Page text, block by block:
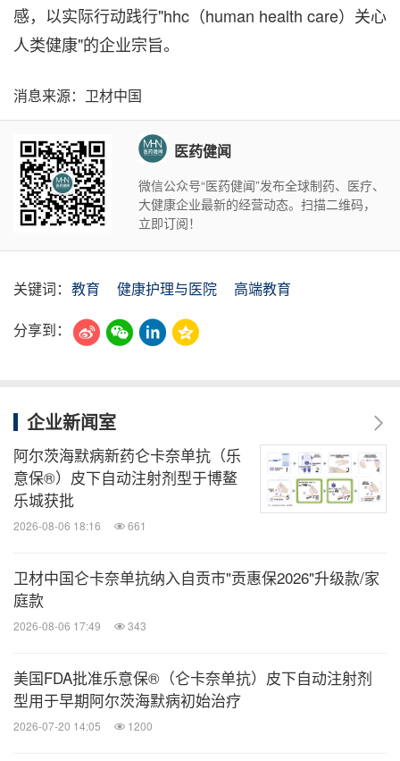
感，以实际行动践行"hhc（human health care）关心
人类健康"的企业宗旨。
消息来源：卫材中国
医药健闻
微信公众号“医药健闻”发布全球制药、医疗、
大健康企业最新的经营动态。扫描二维码，
立即订阅！
关键词： 教育 健康护理与医院
高端教育
分享到：
企业新闻室
阿尔茨海默病新药仑卡奈单抗（乐
意保®）皮下自动注射剂型于博鳌
乐城获批
2026-08-06 18:16 661
卫材中国仑卡奈单抗纳入自贡市"贡惠保2026"升级款/家
庭款
2026-08-06 17:49 343
美国FDA批准乐意保®（仑卡奈单抗）皮下自动注射剂
型用于早期阿尔茨海默病初始治疗
2026-07-20 14:05 1200